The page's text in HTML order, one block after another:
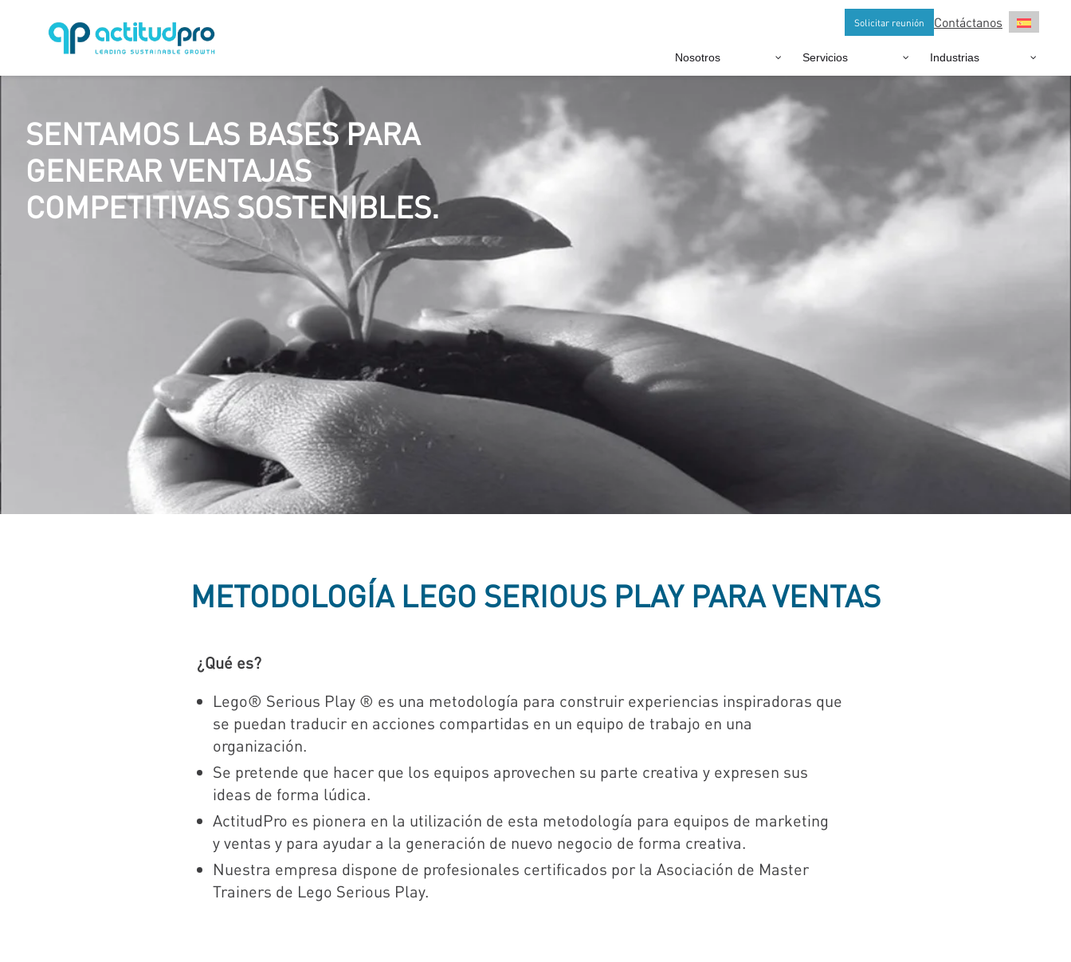
Solicitar reunión Contáctanos
Nosotros Servicios Industrias
SENTAMOS LAS BASES PARA
GENERAR VENTAJAS
COMPETITIVAS SOSTENIBLES.
METODOLOGÍA LEGO SERIOUS PLAY PARA VENTAS
¿Qué es?
Lego® Serious Play ® es una metodología para construir experiencias inspiradoras que
se puedan traducir en acciones compartidas en un equipo de trabajo en una
organización.
Se pretende que hacer que los equipos aprovechen su parte creativa y expresen sus
ideas de forma lúdica.
ActitudPro es pionera en la utilización de esta metodología para equipos de marketing
y ventas y para ayudar a la generación de nuevo negocio de forma creativa.
Nuestra empresa dispone de profesionales certificados por la Asociación de Master
Trainers de Lego Serious Play.